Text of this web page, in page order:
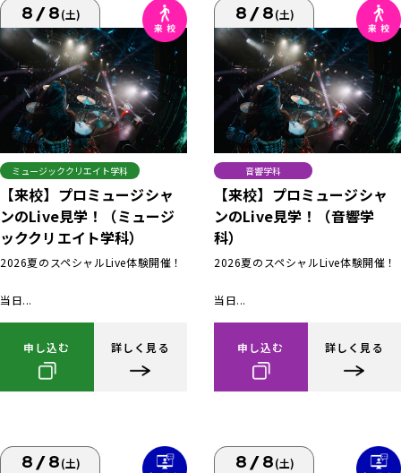
8/8(土)
ミュージッククリエイト学科
【来校】プロミュージシャ
ンのLive見学！（ミュージ
ッククリエイト学科）
2026夏のスペシャルLive体験開催！
当日...
申し込む 詳しく見る
8/8(土)
音響学科
【来校】プロミュージシャ
ンのLive見学！（音響学
科）
2026夏のスペシャルLive体験開催！
当日...
申し込む 詳しく見る
8/8(土) 8/8(土)